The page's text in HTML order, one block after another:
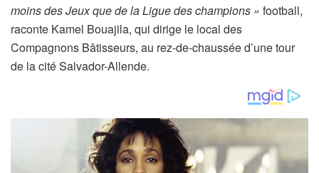
moins des Jeux que de la Ligue des champions » football,
raconte Kamel Bouajila, qui dirige le local des
Compagnons Bâtisseurs, au rez-de-chaussée d’une tour
de la cité Salvador-Allende.